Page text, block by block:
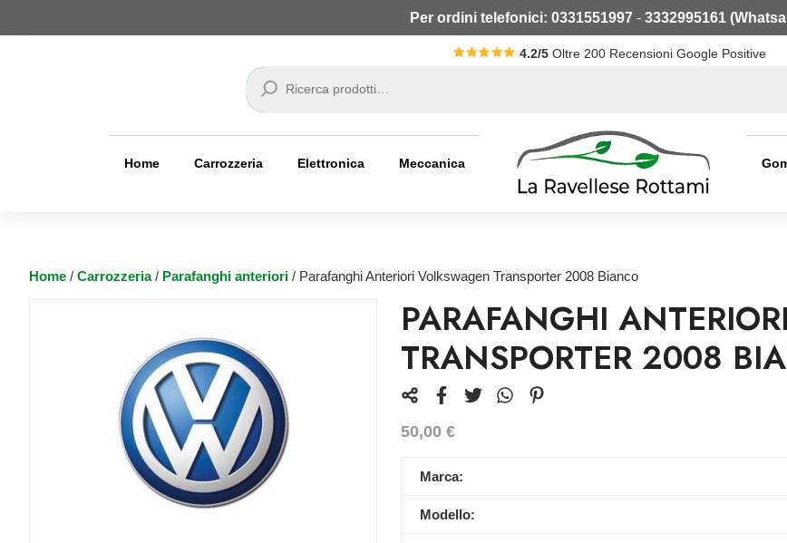
Per ordini telefonici: 0331551997 - 3332995161
4.2/5 Oltre 200 Recensioni Google Positive
Cerca
Home Carrozzeria Elettronica Meccanica
Home / Carrozzeria/ Parafanghi anteriori / Parafanghi Anteriori Volkswagen Transporter 2008 Bianco
PARAFANGHI
TRANSPORTER 2008
50,00 €
Marca:
Modello: